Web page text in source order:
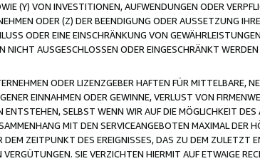
(Y) VON INVESTITIONEN, AUFWENDUNGEN ODER
ODER (Z) DER BEENDIGUNG ODER AUSSETZUNG
ODER EINE EINSCHRÄNKUNG VON
NICHT AUSGESCHLOSSEN ODER EINGESCHRÄNKT
ODER LIZENZGEBER HAFTEN FÜR MITTELBARE,
EINNAHMEN ODER GEWINNE, VERLUST VON
SELBST WENN WIR AUF DIE MÖGLICHKEIT
MIT DEN SERVICEANGEBOTEN MAXIMAL DER
ZEITPUNKT DES EREIGNISSES, DAS ZU DEM ZULETZT
SIE VERZICHTEN HIERMIT AUF ETWAIGE